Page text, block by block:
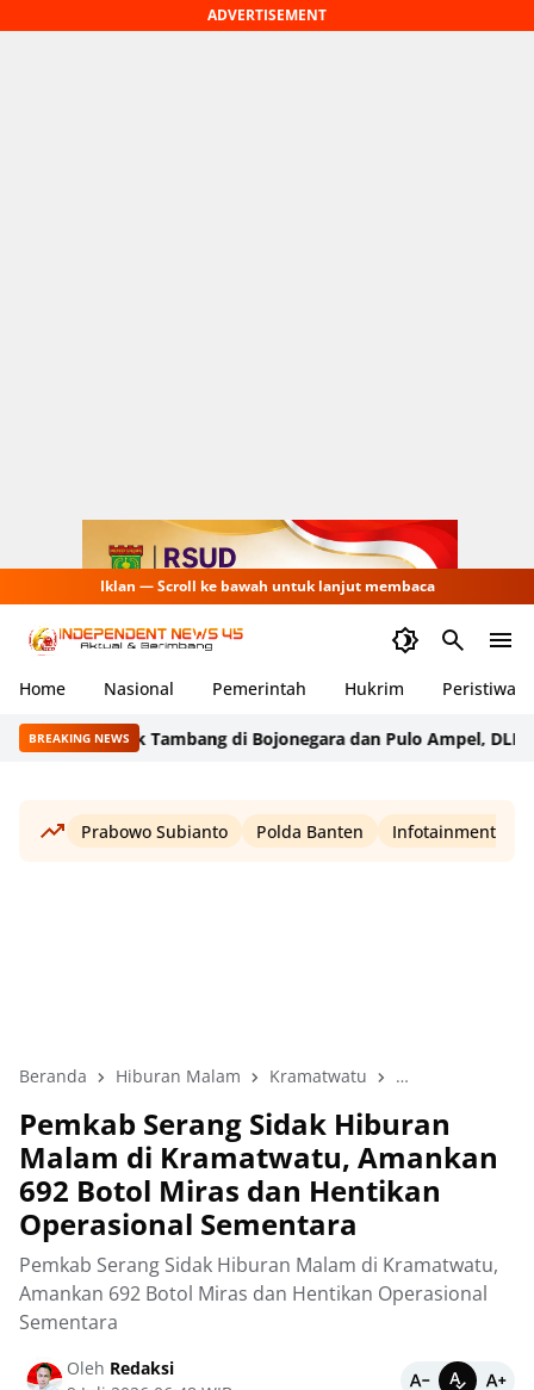
ADVERTISEMENT
Iklan — Scroll ke bawah untuk lanjut membaca
Home Nasional Pemerintah Hukrim Peristiwa
BREAKING NEWS
Sidak Tambang di Bojonegara dan Pulo Ampel, DLH Cek
Prabowo Subianto Polda Banten Infotainment
Beranda Hiburan Malam Kramatwatu Pemkab Serang
Pemkab Serang Sidak Hiburan
Malam di Kramatwatu, Amankan
692 Botol Miras dan Hentikan
Operasional Sementara
Pemkab Serang Sidak Hiburan Malam di Kramatwatu,
Amankan 692 Botol Miras dan Hentikan Operasional
Sementara
Oleh Redaksi